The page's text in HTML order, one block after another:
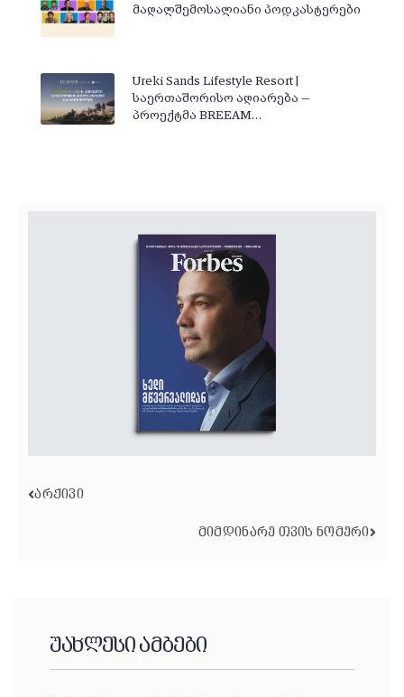
მაღალშემოსალიანი პოდკასტერები
Ureki Sands Lifestyle Resort |
საერთაშორისო აღიარება —
პროექტმა BREEAM…
ᲐᲠᲥᲘᲕᲘ
ᲛᲘᲛᲓᲘᲜᲐᲠᲔ ᲗᲕᲘᲡ ᲜᲝᲛᲔᲠᲘ
უახლესი ამბები